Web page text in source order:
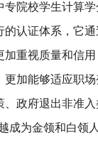
专院校学生计算
的认证体系，它
加重视质量和信
更加能够适应职
、政府退出非准
成为金领和白领